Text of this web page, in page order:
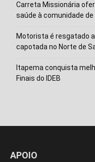
Carreta Missionária
saúde à comunidade
Motorista é resgatado
capotada no Norte de
Itapema conquista
Finais do IDEB
APOIO